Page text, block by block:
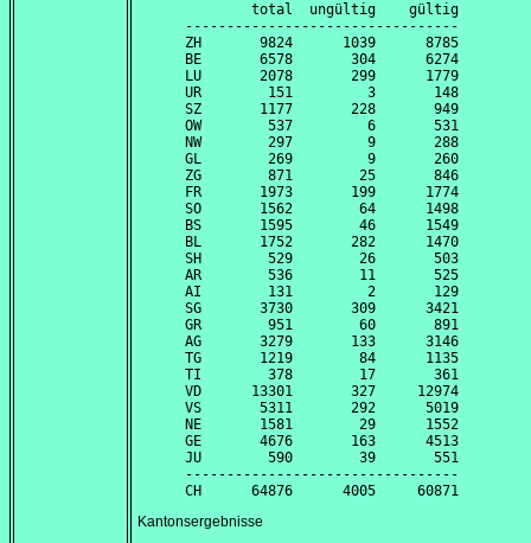
        total  ungültig    gültig
---------------------------------
ZH       9824      1039      8785
BE       6578       304      6274
LU       2078       299      1779
UR        151         3       148
SZ       1177       228       949
OW        537         6       531
NW        297         9       288
GL        269         9       260
ZG        871        25       846
FR       1973       199      1774
SO       1562        64      1498
BS       1595        46      1549
BL       1752       282      1470
SH        529        26       503
AR        536        11       525
AI        131         2       129
SG       3730       309      3421
GR        951        60       891
AG       3279       133      3146
TG       1219        84      1135
TI        378        17       361
VD      13301       327     12974
VS       5311       292      5019
NE       1581        29      1552
GE       4676       163      4513
JU        590        39       551
---------------------------------
Kantonsergebnisse